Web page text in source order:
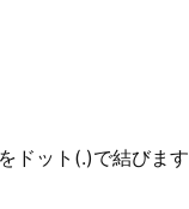
ドット(.)で結びます